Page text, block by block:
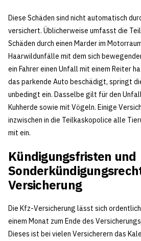
Diese Schäden sind nicht automatisch
versichert. Üblicherweise umfasst die
Schäden durch einen Marder im
Haarwildunfälle mit dem sich
ein Fahrer einen Unfall mit einem Reiter
das parkende Auto beschädigt, springt
unbedingt ein. Dasselbe gilt für den
Kuhherde sowie mit Vögeln. Einige
inzwischen in die Teilkaskopolice alle
mit ein.
Kündigungsfristen und
Versicherung
Die Kfz-Versicherung lässt sich
einem Monat zum Ende des
Dieses ist bei vielen Versicherern das